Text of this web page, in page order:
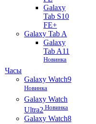
Galaxy
Tab S10
FE+
Galaxy Tab A
Galaxy
Tab A11
Новинка
Часы
Galaxy Watch9
Новинка
Galaxy Watch
Ultra2 Новинка
Galaxy Watch8